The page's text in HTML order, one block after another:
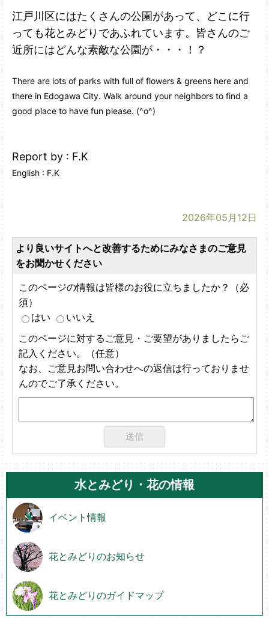
江戸川区にはたくさんの公園があって、どこに行
っても花とみどりであふれています。皆さんのご
近所にはどんな素敵な公園が・・・！？
There are lots of parks with full of flowers & greens here and
there in Edogawa City. Walk around your neighbors to find a
good place to have fun please. (^o^)
Report by : F.K
English : F.K
2026年05月12日
より良いサイトへと改善するためにみなさまのご意見
をお聞かせください
このページの情報は皆様のお役に立ちましたか？（必
須）
はい
いいえ
このページに対するご意見・ご要望がありましたらご
記入ください。（任意）
なお、ご意見お問い合わせへの返信は行っておりませ
んのでご了承ください。
水とみどり・花の情報
イベント情報
花とみどりのお知らせ
花とみどりのガイドマップ